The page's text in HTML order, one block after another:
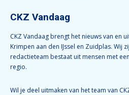
CKZ Vandaag
CKZ Vandaag brengt het nieuws van en
Krimpen aan den IJssel en Zuidplas. Wij
redactieteam bestaat uit mensen met
regio.
Wil je deel uitmaken van het team van